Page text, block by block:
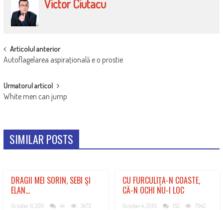
Victor Ciutacu
POST
NAVIGATION
Articolul anterior
Autoflagelarea aspiraţională e o prostie
Urmatorul articol
White men can jump
SIMILAR POSTS
DRAGII MEI SORIN, SEBI ŞI
ELAN…
October 6, 2011 44 3473
CU FURCULIŢA-N COASTE,
CĂ-N OCHI NU-I LOC
October 4, 2010 153 7942